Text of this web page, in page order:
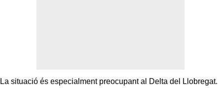
La situació és especialment preocupant al Delta del Llobregat.